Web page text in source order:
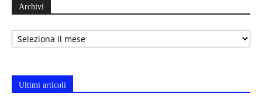
Archivi
Archivi
Ultimi articoli